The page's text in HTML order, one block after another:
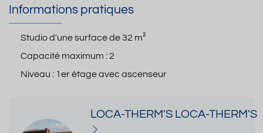
Informations pratiques
Studio d'une surface de32 m²
Capacité maximum :2
Niveau : 1er étage avec ascenseur
LOCA-THERM'S LOCA-THERM'S